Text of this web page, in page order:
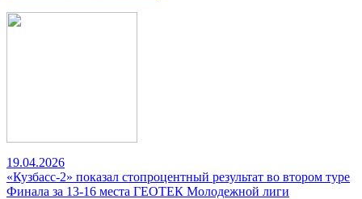
19.04.2026
«Кузбасс-2» показал стопроцентный результат во втором туре
Финала за 13-16 места ГЕОТЕК Молодежной лиги